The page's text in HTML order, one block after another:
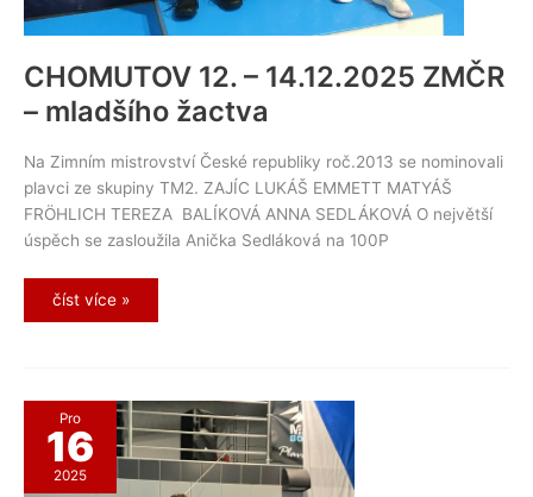
CHOMUTOV 12. – 14.12.2025 ZMČR
– mladšího žactva
Na Zimním mistrovství České republiky roč.2013 se nominovali
plavci ze skupiny TM2. ZAJÍC LUKÁŠ EMMETT MATYÁŠ
FRÖHLICH TEREZA BALÍKOVÁ ANNA SEDLÁKOVÁ O největší
úspěch se zasloužila Anička Sedláková na 100P
CHOMUTOV
12.
–
žactva
číst více »
Pro
16
2025